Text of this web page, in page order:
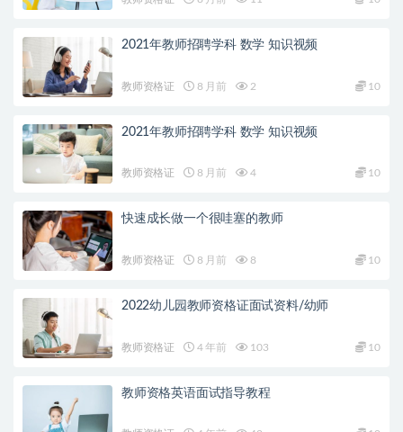
2021年教师招聘学科 数学 知识视频
教师资格证 8 月前 2 10
2021年教师招聘学科 数学 知识视频
教师资格证 8 月前 4 10
快速成长做一个很哇塞的教师
教师资格证 8 月前 8 10
2022幼儿园教师资格证面试资料/幼师
教师资格证 4 年前 103 10
教师资格英语面试指导教程